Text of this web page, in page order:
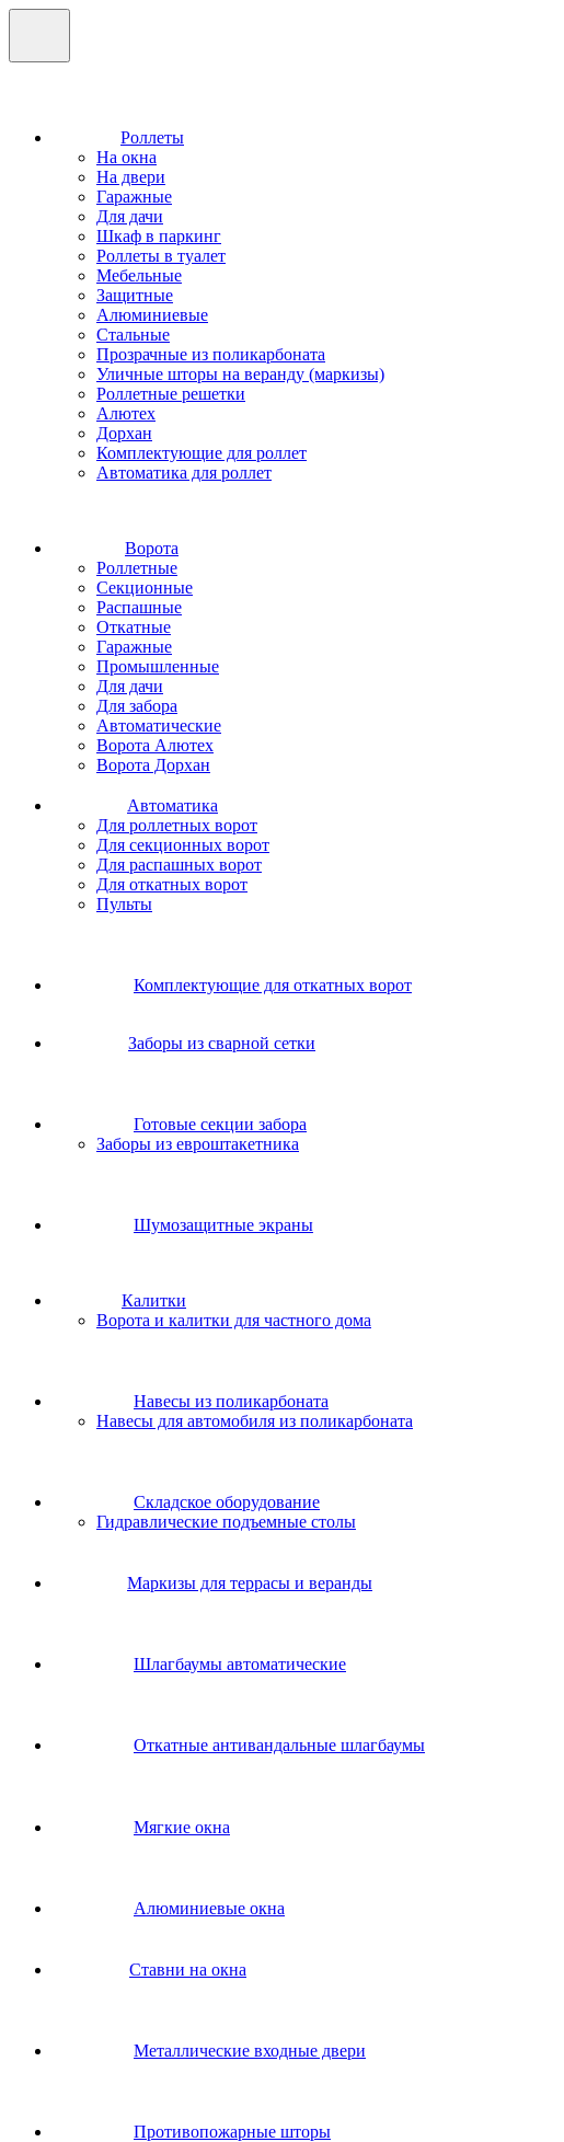
Роллеты
На окна
На двери
Гаражные
Для дачи
Шкаф в паркинг
Роллеты в туалет
Мебельные
Защитные
Алюминиевые
Стальные
Прозрачные из поликарбоната
Уличные шторы на веранду (маркизы)
Роллетные решетки
Алютех
Дорхан
Комплектующие для роллет
Автоматика для роллет
Ворота
Роллетные
Секционные
Распашные
Откатные
Гаражные
Промышленные
Для дачи
Для забора
Автоматические
Ворота Алютех
Ворота Дорхан
Автоматика
Для роллетных ворот
Для секционных ворот
Для распашных ворот
Для откатных ворот
Пульты
Комплектующие для откатных ворот
Заборы из сварной сетки
Готовые секции забора
Заборы из евроштакетника
Шумозащитные экраны
Калитки
Ворота и калитки для частного дома
Навесы из поликарбоната
Навесы для автомобиля из поликарбоната
Складское оборудование
Гидравлические подъемные столы
Маркизы для террасы и веранды
Шлагбаумы автоматические
Откатные антивандальные шлагбаумы
Мягкие окна
Алюминиевые окна
Ставни на окна
Металлические входные двери
Противопожарные шторы